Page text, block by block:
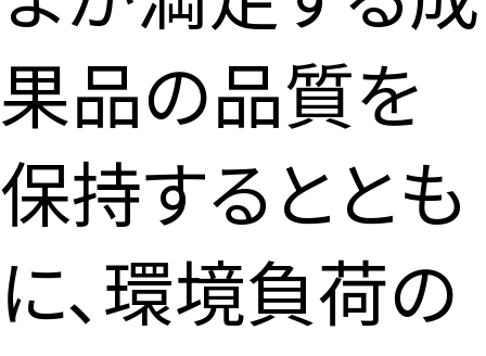
果品の品質を
保持するととも
に、環境負荷の